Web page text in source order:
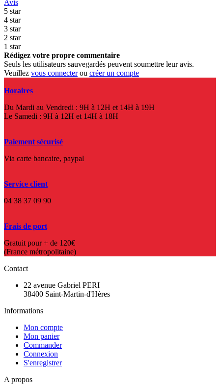
Avis
5 star
4 star
3 star
2 star
1 star
Rédigez votre propre commentaire
Seuls les utilisateurs sauvegardés peuvent soumettre leur avis.
Veuillez vous connecterou créer un compte
Horaires
Du Mardi au Vendredi : 9H à 12H et 14H à 19H
Le Samedi : 9H à 12H et 14H à 18H
Paiement sécurisé
Via carte bancaire, paypal
Service client
04 38 37 09 90
Frais de port
Gratuit pour + de 120€
(France métropolitaine)
Contact
22 avenue Gabriel PERI
38400 Saint-Martin-d'Hères
Informations
Mon compte
Mon panier
Commander
Connexion
S'enregistrer
A propos